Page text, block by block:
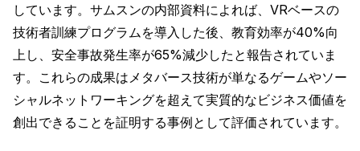
しています。サムスンの内部資料によれば、VRベースの
技術者訓練プログラムを導入した後、教育効率が40%向
上し、安全事故発生率が65%減少したと報告されていま
す。これらの成果はメタバース技術が単なるゲームやソー
シャルネットワーキングを超えて実質的なビジネス価値を
創出できることを証明する事例として評価されています。